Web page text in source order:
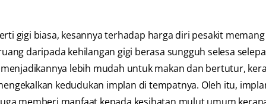
gigi biasa, kesannya terhadap harga diri pesakit memang
daripada kehilangan gigi berasa sungguh selesa
lebih mudah untuk makan dan bertutur,
kedudukan implan di tempatnya. Oleh itu,